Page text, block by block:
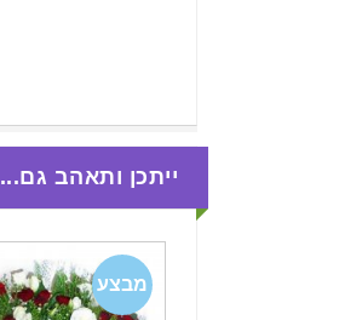
ייתכן ותאהב גם...
מבצע